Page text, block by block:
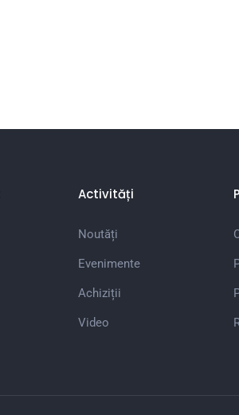
Activități
Noutăți
Evenimente
Achiziții
Video